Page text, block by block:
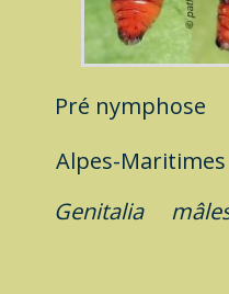
Pré nymphose
Alpes-
Genitalia